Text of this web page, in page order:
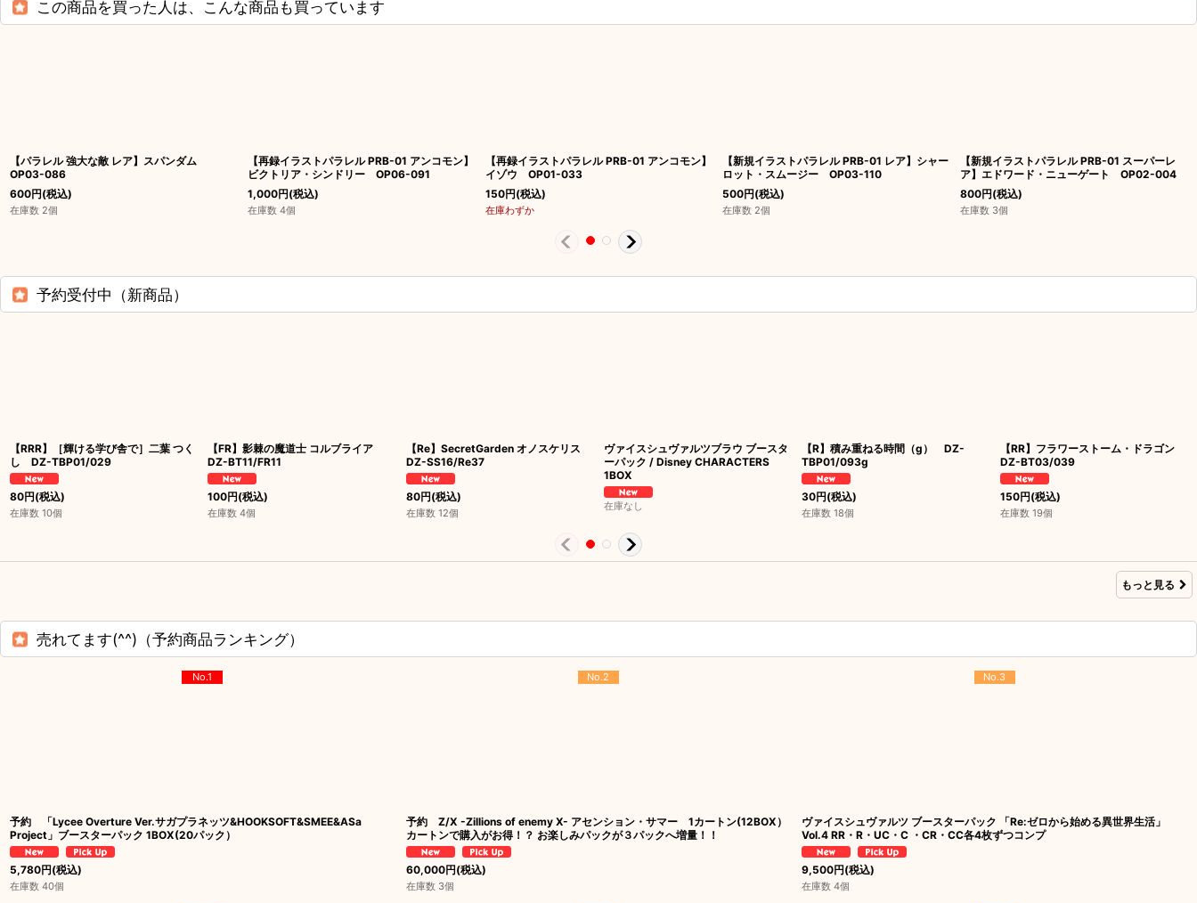
この商品を買った人は、こんな商品も買っています
【パラレル 強大な敵 レア】スパンダム
OP03-086
600円(税込)
在庫数 2個
【再録イラストパラレル PRB-01 アンコモン】
ビクトリア・シンドリー OP06-091
1,000円(税込)
在庫数 4個
【再録イラストパラレル PRB-01 アンコモン】
イゾウ OP01-033
150円(税込)
在庫わずか
【新規イラストパラレル PRB-01 レア】シャー
ロット・スムージー OP03-110
500円(税込)
在庫数 2個
【新規イラストパラレル PRB-01 スーパーレ
ア】エドワード・ニューゲート OP02-004
800円(税込)
在庫数 3個
予約受付中（新商品）
【RRR】［輝ける学び舎で］二葉 つく
し DZ-TBP01/029
80円(税込)
在庫数 10個
【FR】影棘の魔道士 コルブライア
DZ-BT11/FR11
100円(税込)
在庫数 4個
【Re】SecretGarden オノスケリス
DZ-SS16/Re37
80円(税込)
在庫数 12個
ヴァイスシュヴァルツブラウ ブースタ
ーパック / Disney CHARACTERS
1BOX
在庫なし
【R】積み重ねる時間（g） DZ-
TBP01/093g
30円(税込)
在庫数 18個
【RR】フラワーストーム・ドラゴン
DZ-BT03/039
150円(税込)
在庫数 19個
もっと見る
売れてます(^^)（予約商品ランキング）
No.1
予約 「Lycee Overture Ver.サガプラネッツ&HOOKSOFT&SMEE&ASa
Project」ブースターパック 1BOX(20パック）
5,780円(税込)
在庫数 40個
No.2
予約 Z/X -Zillions of enemy X- アセンション・サマー 1カートン(12BOX）
カートンで購入がお得！？ お楽しみパックが３パックへ増量！！
60,000円(税込)
在庫数 3個
No.3
ヴァイスシュヴァルツ ブースターパック 「Re:ゼロから始める異世界生活」
Vol.4 RR・R・UC・C ・CR・CC各4枚ずつコンプ
9,500円(税込)
在庫数 4個